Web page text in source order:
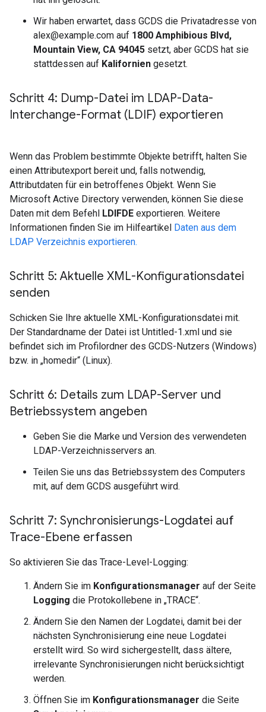
Wir haben erwartet, dass GCDS die Privatadresse von
alex@example.com auf 1800 Amphibious Blvd,
Mountain View, CA 94045 setzt, aber GCDS hat sie
stattdessen auf Kalifornien gesetzt.
Schritt 4: Dump-Datei im LDAP-Data-
Interchange-Format (LDIF) exportieren
Wenn das Problem bestimmte Objekte betrifft, halten Sie
einen Attributexport bereit und, falls notwendig,
Attributdaten für ein betroffenes Objekt. Wenn Sie
Microsoft Active Directory verwenden, können Sie diese
Daten mit dem Befehl LDIFDE exportieren. Weitere
Informationen finden Sie im Hilfeartikel Daten aus dem
LDAP Verzeichnis exportieren.
Schritt 5: Aktuelle XML-Konfigurationsdatei
senden
Schicken Sie Ihre aktuelle XML-Konfigurationsdatei mit.
Der Standardname der Datei ist Untitled-1.xml und sie
befindet sich im Profilordner des GCDS-Nutzers (Windows)
bzw. in „homedir“ (Linux).
Schritt 6: Details zum LDAP-Server und
Betriebssystem angeben
Geben Sie die Marke und Version des verwendeten
LDAP-Verzeichnisservers an.
Teilen Sie uns das Betriebssystem des Computers
mit, auf dem GCDS ausgeführt wird.
Schritt 7: Synchronisierungs-Logdatei auf
Trace-Ebene erfassen
So aktivieren Sie das Trace-Level-Logging:
Ändern Sie im Konfigurationsmanager auf der Seite
Logging die Protokollebene in „TRACE“.
Ändern Sie den Namen der Logdatei, damit bei der
nächsten Synchronisierung eine neue Logdatei
erstellt wird. So wird sichergestellt, dass ältere,
irrelevante Synchronisierungen nicht berücksichtigt
werden.
Öffnen Sie im Konfigurationsmanager die Seite